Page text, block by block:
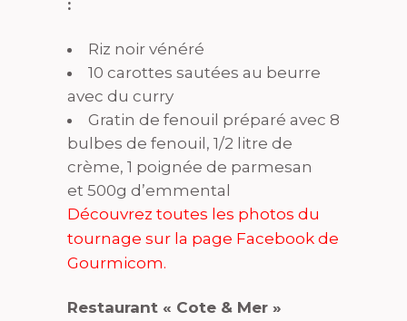
:
Riz noir vénéré
10 carottes sautées au beurre
avec du curry
Gratin de fenouil préparé avec 8
bulbes de fenouil, 1/2 litre de
crème, 1 poignée de parmesan
et 500g d’emmental
Découvrez toutes les photos du
tournage sur la page Facebook de
Gourmicom.
Restaurant « Cote & Mer »